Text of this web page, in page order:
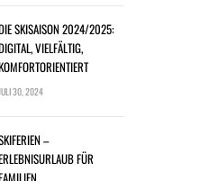
SKISAISON 2024/2025:
VIELFÄLTIG,
30, 2024
–
FÜR